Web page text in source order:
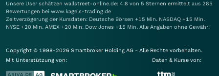
Unsere User schätzen wallstreet-online.de: 4.8 von 5 Sternen ermittelt aus 285
Bewertungen bei www.kagels-trading.de
Zeitverzögerung der Kursdaten: Deutsche Börsen +15 Min. NASDAQ +15 Min.
NYSE +20 Min. AMEX +20 Min. Dow Jones +15 Min. Alle Angaben ohne Gewähr.
Copyright © 1998-2026 Smartbroker Holding AG - Alle Rechte vorbehalten.
Mit Unterstützung von:
Daten & Kurse von: